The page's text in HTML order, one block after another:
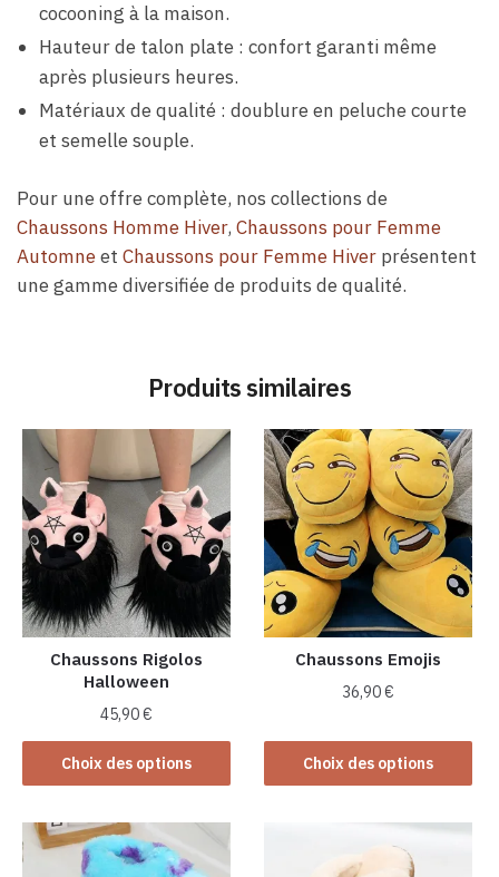
cocooning à la maison.
Hauteur de talon plate : confort garanti même
après plusieurs heures.
Matériaux de qualité : doublure en peluche courte
et semelle souple.
Pour une offre complète, nos collections de
Chaussons Homme Hiver, Chaussons pour Femme
Automneet Chaussons pour Femme Hiver présentent
une gamme diversifiée de produits de qualité.
Produits similaires
Chaussons Rigolos
Halloween
45,90€
Choix des options
Ce
produit
plusieurs
variations.
Chaussons Emojis
36,90€
Choix des options
produit
a
variations.